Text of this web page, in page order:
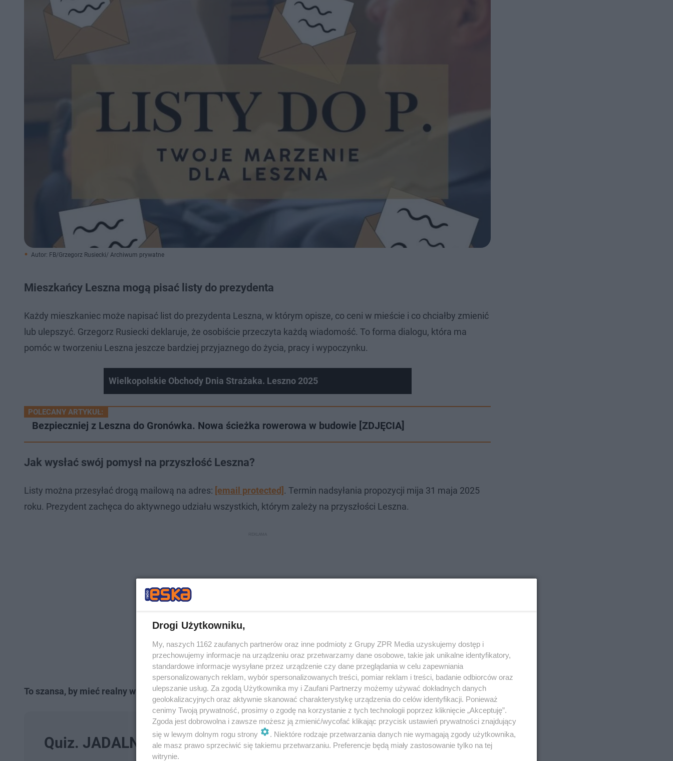
Autor: FB/Grzegorz Rusiecki/ Archiwum prywatne
Mieszkańcy Leszna mogą pisać listy do prezydenta
Każdy mieszkaniec może napisać list do prezydenta Leszna, w którym opisze, co ceni w mieście i co chciałby zmienić
lub ulepszyć. Grzegorz Rusiecki deklaruje, że osobiście przeczyta każdą wiadomość. To forma dialogu, która ma
pomóc w tworzeniu Leszna jeszcze bardziej przyjaznego do życia, pracy i wypoczynku.
Wielkopolskie Obchody Dnia Strażaka. Leszno 2025
POLECANY ARTYKUŁ:
Bezpieczniej z Leszna do Gronówka. Nowa ścieżka rowerowa w budowie [ZDJĘCIA]
Jak wysłać swój pomysł na przyszłość Leszna?
Listy można przesyłać drogą mailową na adres: [email protected] . Termin nadsyłania propozycji mija 31 maja 2025
roku. Prezydent zachęca do aktywnego udziału wszystkich, którym zależy na przyszłości Leszna.
To szansa, by mieć realny wpływ na rozwój miasta– podkreśla prezydent Rusiecki.
Quiz. JADALNY czy NIEJADALNY?
Drogi Użytkowniku,
My, naszych 1162 zaufanych partnerów oraz inne podmioty z Grupy ZPR Media uzyskujemy dostęp i
przechowujemy informacje na urządzeniu oraz przetwarzamy dane osobowe, takie jak unikalne identyfikatory,
standardowe informacje wysyłane przez urządzenie czy dane przeglądania w celu zapewniania
spersonalizowanych reklam, wybór spersonalizowanych treści, pomiar reklam i treści, badanie odbiorców oraz
ulepszanie usług. Za zgodą Użytkownika my i Zaufani Partnerzy możemy używać dokładnych danych
geolokalizacyjnych oraz aktywnie skanować charakterystykę urządzenia do celów identyfikacji. Ponieważ
cenimy Twoją prywatność, prosimy o zgodę na korzystanie z tych technologii poprzez kliknięcie „Akceptuję”.
Zgoda jest dobrowolna i zawsze możesz ją zmienić/wycofać klikając przycisk ustawień prywatności znajdujący
się w lewym dolnym rogu strony
. Niektóre rodzaje przetwarzania danych nie wymagają zgody użytkownika,
ale masz prawo sprzeciwić się takiemu przetwarzaniu. Preferencje będą miały zastosowanie tylko na tej
witrynie.